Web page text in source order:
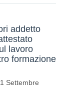
addetto
lavoro
formazione
Settembre